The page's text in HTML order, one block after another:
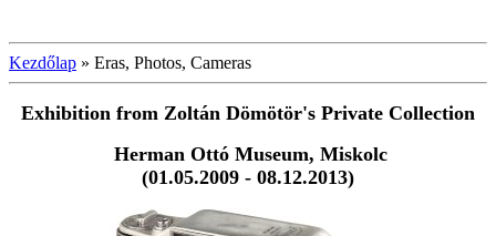
Kezdőlap » Eras, Photos, Cameras
Exhibition from Zoltán Dömötör's Private Collection
Herman Ottó Museum, Miskolc
(01.05.2009 - 08.12.2013)